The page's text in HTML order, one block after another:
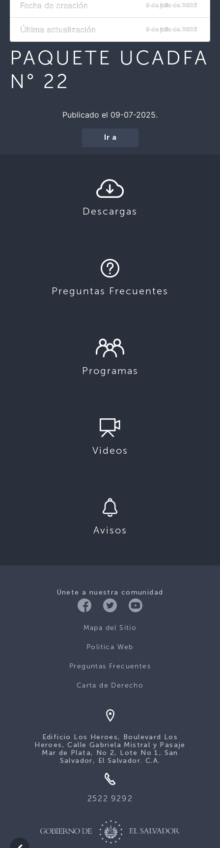
Fecha de creación 9 de julio de 2025
Última actualización 9 de julio de 2025
PAQUETE UCADFA
N° 22
Publicado el 09-07-2025.
Ir a
Descargas
Preguntas Frecuentes
Programas
Videos
Avisos
Únete a nuestra comunidad
Mapa del Sitio
Politica Web
Preguntas Frecuentes
Carta de Derecho
Edificio Los Heroes, Boulevard Los
Heroes, Calle Gabriela Mistral y Pasaje
Mar de Plata, No 2, Lote No 1, San
Salvador, El Salvador. C.A.
2522 9292